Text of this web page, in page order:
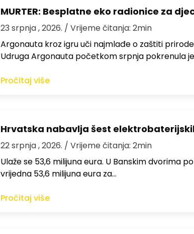
MURTER: Besplatne eko radionice za
23 srpnja , 2026. / Vrijeme čitanja: 2min
Argonauta kroz igru uči najmlađe o zaštiti
Udruga Argonauta početkom srpnja pokrenula
Pročitaj više
Hrvatska nabavlja šest
22 srpnja , 2026. / Vrijeme čitanja: 2min
Ulaže se 53,6 milijuna eura. U Banskim dvorima
vrijedna 53,6 milijuna eura za…
Pročitaj više